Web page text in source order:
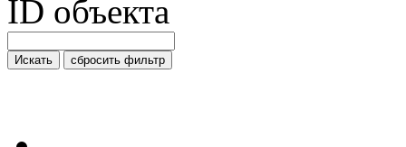
ID объекта
Искать сбросить фильтр